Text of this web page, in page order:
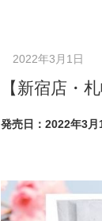
2022年3月1日
【新宿店・
発売日：2022年3月